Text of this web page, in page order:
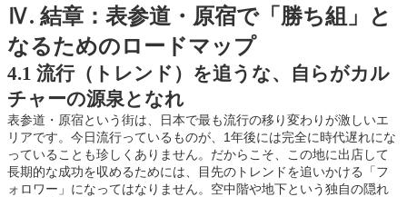
Ⅳ. 結章：表参道・原宿で「勝ち組」と
なるためのロードマップ
4.1 流行（トレンド）を追うな、自らがカル
チャーの源泉となれ
表参道・原宿という街は、日本で最も流行の移り変わりが激しいエ
リアです。今日流行っているものが、1年後には完全に時代遅れにな
っていることも珍しくありません。だからこそ、この地に出店して
長期的な成功を収めるためには、目先のトレンドを追いかける「フ
ォロワー」になってはなりません。空中階や地下という独自の隠れ